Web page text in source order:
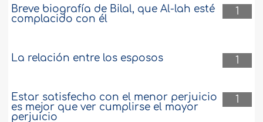
1
Breve biografía de Bilal, que Al-lah esté
complacido con él
1
La relación entre los esposos
1
Estar satisfecho con el menor perjuicio
es mejor que ver cumplirse el mayor
perjuicio